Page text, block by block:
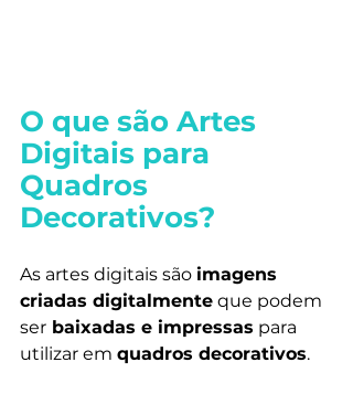
O que são Artes
Digitais para
Quadros
Decorativos?
As artes digitais são imagens
criadas digitalmente que podem
ser baixadas e impressas para
utilizar em quadros decorativos.